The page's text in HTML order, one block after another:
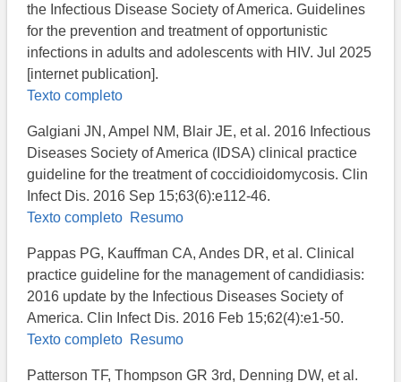
the Infectious Disease Society of America. Guidelines
for the prevention and treatment of opportunistic
infections in adults and adolescents with HIV. Jul 2025
[internet publication].
Texto completo
Galgiani JN, Ampel NM, Blair JE, et al. 2016 Infectious
Diseases Society of America (IDSA) clinical practice
guideline for the treatment of coccidioidomycosis. Clin
Infect Dis. 2016 Sep 15;63(6):e112-46.
Texto completo Resumo
Pappas PG, Kauffman CA, Andes DR, et al. Clinical
practice guideline for the management of candidiasis:
2016 update by the Infectious Diseases Society of
America. Clin Infect Dis. 2016 Feb 15;62(4):e1-50.
Texto completo Resumo
Patterson TF, Thompson GR 3rd, Denning DW, et al.